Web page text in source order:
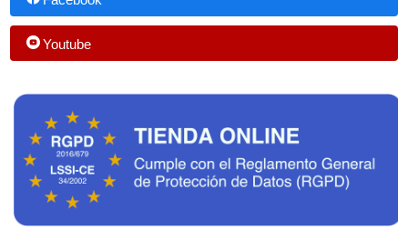
Youtube